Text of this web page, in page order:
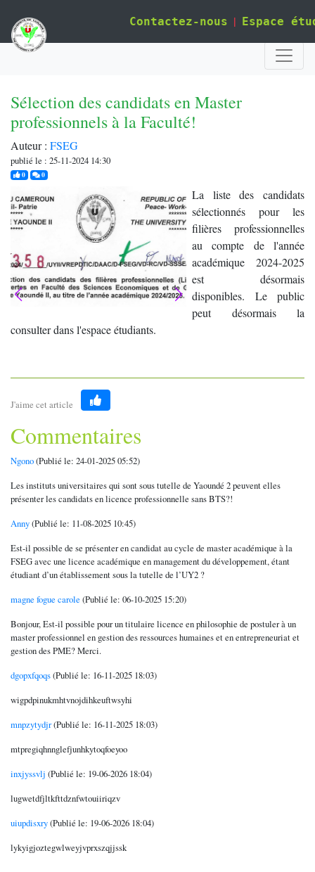
Contactez-nous | Espace
Sélection des candidats en Master
professionnels à la Faculté!
Auteur : FSEG
publié le : 25-11-2024 14:30
0j'aime0commentaires
La liste des candidats
sélectionnés pour les
filières professionnelles
au compte de l'année
académique 2024-2025
est désormais
disponibles. Le public
peut désormais la
consulter dans l'espace étudiants.
J'aime cet article
Like
Commentaires
Ngono(Publié le: 24-01-2025 05:52)
Les instituts universitaires qui sont sous tutelle de Yaoundé 2 peuvent elles
présenter les candidats en licence professionnelle sans BTS?!
Anny(Publié le: 11-08-2025 10:45)
Est-il possible de se présenter en candidat au cycle de master académique à la
FSEG avec une licence académique en management du développement, étant
étudiant d’un établissement sous la tutelle de l’UY2 ?
magne fogue carole (Publié le: 06-10-2025 15:20)
Bonjour, Est-il possible pour un titulaire licence en philosophie de postuler à un
master professionnel en gestion des ressources humaines et en entrepreneuriat et
gestion des PME? Merci.
dgopxfqoqs(Publié le: 16-11-2025 18:03)
wigpdpinukmhtvnojdihkeuftwsyhi
mnpzytydjr(Publié le: 16-11-2025 18:03)
mtpregiqhnnglefjunhkytoqfoeyoo
inxjyssvlj (Publié le: 19-06-2026 18:04)
lugwetdfjltkfttdznfwtouiiriqzv
uiupdisxry(Publié le: 19-06-2026 18:04)
lykyigjoztegwlweyjvprxszqjjssk